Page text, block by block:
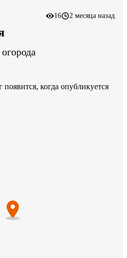
16 2 месяца назад
появится, когда опубликуется